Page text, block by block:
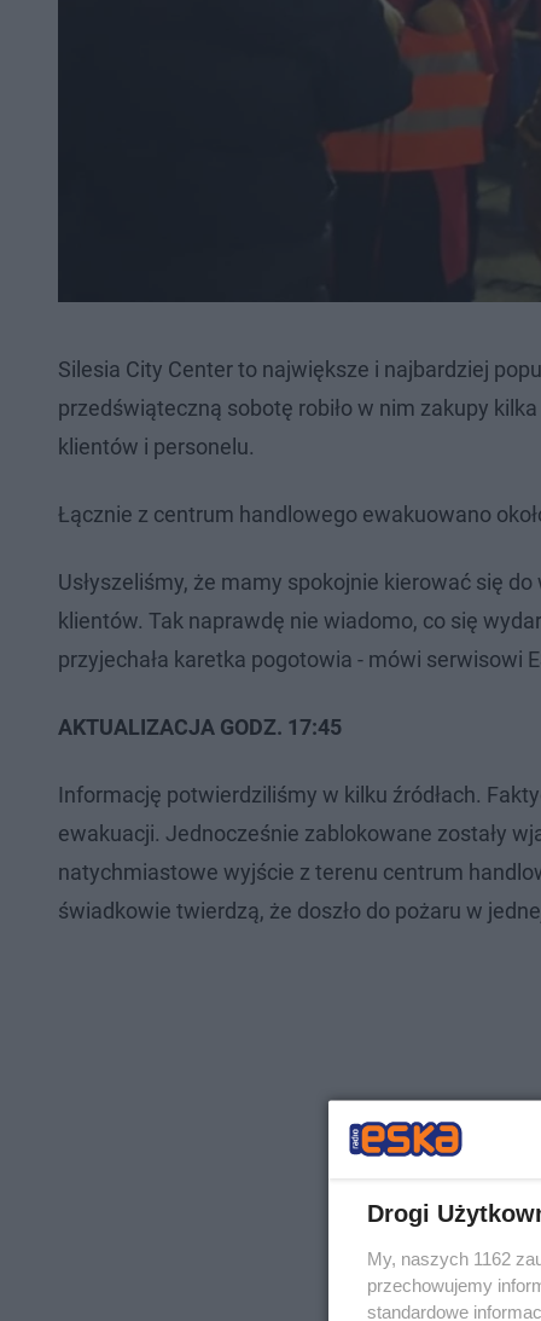
Silesia City Center to największe i najbardziej
przedświąteczną sobotę robiło w nim zakupy
klientów i personelu.
Łącznie z centrum handlowego ewakuowano
Usłyszeliśmy, że mamy spokojnie kierować się
klientów. Tak naprawdę nie wiadomo, co się
przyjechała karetka pogotowia - mówi serwisowi
AKTUALIZACJA GODZ. 17:45
Informację potwierdziliśmy w kilku źródłach.
ewakuacji. Jednocześnie zablokowane zostały
natychmiastowe wyjście z terenu centrum
świadkowie twierdzą, że doszło do pożaru w
Drogi
My, naszych 1162
przechowujemy
standardowe